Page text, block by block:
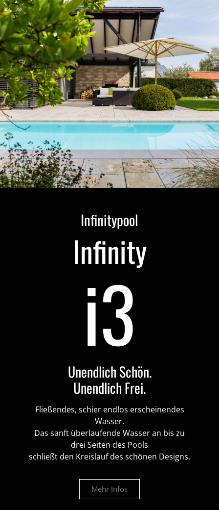
Infinitypool
Infinity
i3
Unendlich Schön.
Unendlich Frei.
Fließendes, schier endlos erscheinendes
Wasser.
Das sanft überlaufende Wasser an bis zu
drei Seiten des Pools
schließt den Kreislauf des schönen Designs.
Mehr Infos